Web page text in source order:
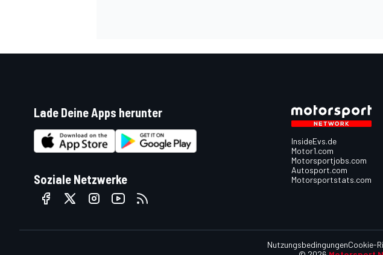
SPORTWAGEN
Lade Deine Apps herunter
Soziale Netzwerke
InsideEvs.de
Motor1.com
Motorsportjobs.com
Autosport.com
Motorsportstats.com
NutzungsbedingungenCookie-